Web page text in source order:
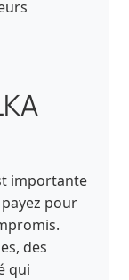
importante
pour
des
qui